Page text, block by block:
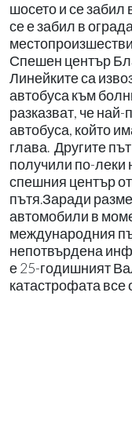
шосето и се забил
се е забил в
Спешен център
Линейките са
автобуса към
разказват, че
автобуса, който
глава. Другите
получили по-леки
спешния център
пътя.Заради
автомобили в
международния
непотвърдена
е 25-годишният
катастрофата все